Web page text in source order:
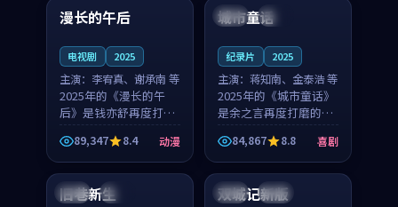
中国 高分
漫长的午后
电视剧 2025
主演： 李宥真、谢承南 等
2025年的《漫长的午
后》是钱亦舒再度打磨
的动漫佳作。中国大陆
的取景与海岛日常的氛
围相互成就，李宥真与
谢承南的对手戏自然克
制，让整部影片在悬念
89,347 8.4 动漫
美国 院线
城市童话
纪录片 2025
主演： 蒋知南、金泰浩 等
2025年的《城市童话》
是余之言再度打磨的喜
剧佳作。美国的取景与
历史战争的氛围相互成
就，蒋知南与金泰浩的
对手戏自然克制，让整
部影片在悬念与温度
84,867 8.8 喜剧
英国 完结
旧巷新生 中国 独播
双城记新版